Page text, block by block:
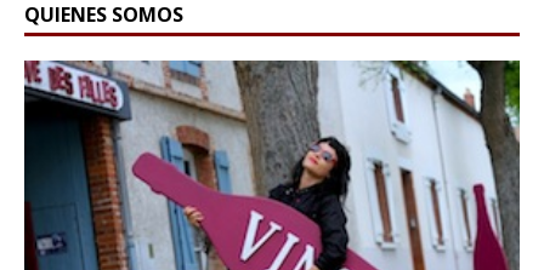
QUIENES SOMOS